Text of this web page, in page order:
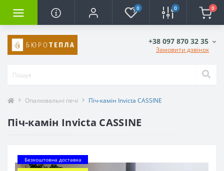
0 0 0
+38 097 870 32 35
Замовити дзвінок
Опалювальні печі Піч-камін Invicta CASSINE
Піч-камін Invicta CASSINE
Безкоштовна доставка